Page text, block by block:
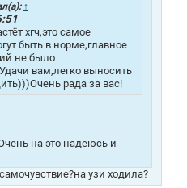
↑
хгч,это самое
быть в норме,главное
не было
вам,легко выносить
рада за вас!
на это надеюсь и
узи ходила?